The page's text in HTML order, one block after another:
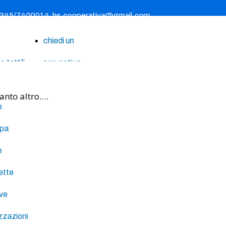
7400014hs.cooperativa@gmail.com
tattili
chiedi un
preventivo
altro….